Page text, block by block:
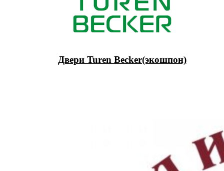
Двери Turen Becker(экошпон)